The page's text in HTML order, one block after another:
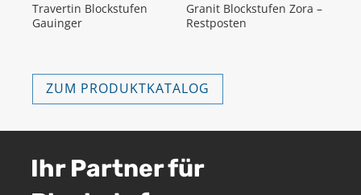
Travertin Blockstufen
Gauinger
Granit Blockstufen Zora –
Restposten
ZUM PRODUKTKATALOG
Ihr Partner für